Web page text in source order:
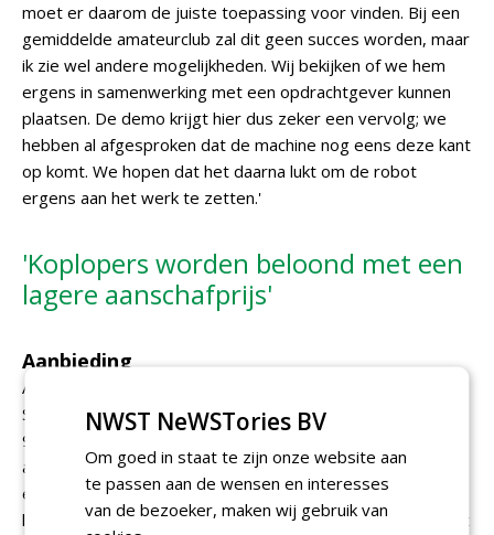
moet er daarom de juiste toepassing voor vinden. Bij een
gemiddelde amateurclub zal dit geen succes worden, maar
ik zie wel andere mogelijkheden. Wij bekijken of we hem
ergens in samenwerking met een opdrachtgever kunnen
plaatsen. De demo krijgt hier dus zeker een vervolg; we
hebben al afgesproken dat de machine nog eens deze kant
op komt. We hopen dat het daarna lukt om de robot
ergens aan het werk te zetten.'
'Koplopers worden beloond met een
lagere aanschafprijs'
Aanbieding
Aan de Rovimo hangt een serieus prijskaartje, weet ook
Spek. De catalogusprijs van de standaardvariant ligt op
95.500 euro. Tot oktober 2022 geldt echter een
aanbieding van 79.500 euro. Spek: 'De fabrikant wil graag
een impuls geven aan de markt en meerdere machines
laten draaien. Hij is bereid om daarin te investeren en doet
NWST NeWSTories BV
Om goed in staat te zijn onze website aan
te passen aan de wensen en interesses
van de bezoeker, maken wij gebruik van